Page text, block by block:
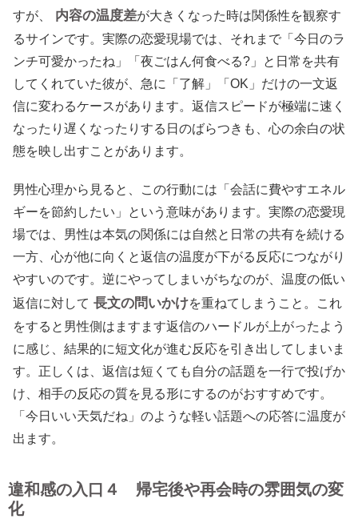
すが、
内容の温度差が大きくなった時は関係性を観察す
るサインです。実際の恋愛現場では、それまで「今日のラ
ンチ可愛かったね」「夜ごはん何食べる?」と日常を共有
してくれていた彼が、急に「了解」「OK」だけの一文返
信に変わるケースがあります。返信スピードが極端に速く
なったり遅くなったりする日のばらつきも、心の余白の状
態を映し出すことがあります。
男性心理から見ると、この行動には「会話に費やすエネル
ギーを節約したい」という意味があります。実際の恋愛現
場では、男性は本気の関係には自然と日常の共有を続ける
一方、心が他に向くと返信の温度が下がる反応につながり
やすいのです。逆にやってしまいがちなのが、温度の低い
返信に対して 長文の問いかけを重ねてしまうこと。これ
をすると男性側はますます返信のハードルが上がったよう
に感じ、結果的に短文化が進む反応を引き出してしまいま
す。正しくは、返信は短くても自分の話題を一行で投げか
け、相手の反応の質を見る形にするのがおすすめです。
「今日いい天気だね」のような軽い話題への応答に温度が
出ます。
違和感の入口４ 帰宅後や再会時の雰囲気の変
化